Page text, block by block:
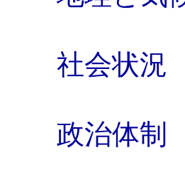
社会状況
政治体制